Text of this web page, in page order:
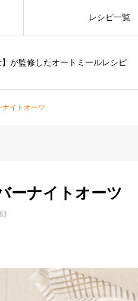
】が監修したオートミールレシピ
レシピ一覧
ナイトオーツ
ーナイトオーツ